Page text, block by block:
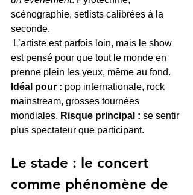
scénographie, setlists calibrées à la
seconde.
L’artiste est parfois loin, mais le show
est pensé pour que tout le monde en
prenne plein les yeux, même au fond.
Idéal pour : pop internationale, rock
mainstream, grosses tournées
mondiales. Risque principal : se sentir
plus spectateur que participant.
Le stade : le concert
comme phénomène de